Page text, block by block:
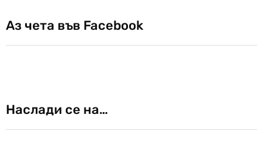
Аз чета във Facebook
Наслади се на…